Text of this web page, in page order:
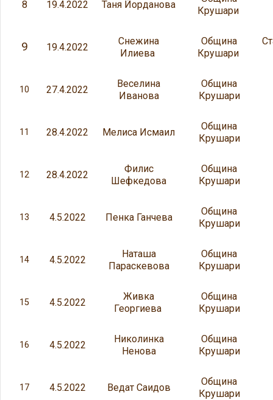
8 19.4.2022 Таня Йорданова
Крушари
9 19.4.2022
Снежина
Илиева
Община
Крушари
10 27.4.2022
Веселина
Иванова
Община
Крушари
11 28.4.2022 Мелиса Исмаил
Община
Крушари
12 28.4.2022
Филис
Шефкедова
Община
Крушари
13 4.5.2022 Пенка Ганчева
Община
Крушари
14 4.5.2022
Наташа
Параскевова
Община
Крушари
15 4.5.2022
Живка
Георгиева
Община
Крушари
16 4.5.2022
Николинка
Ненова
Община
Крушари
17 4.5.2022 Ведат Саидов
Община
Крушари